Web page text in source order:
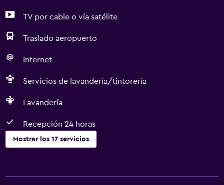
TV por cable o vía satélite
Traslado aeropuerto
Internet
Servicios de lavandería/tintorería
Lavandería
Recepción 24 horas
Mostrar los 17 servicios
Servicio de habitaciones